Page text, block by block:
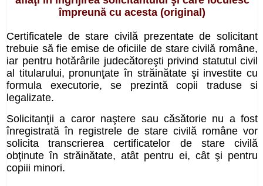
împreună cu acesta (original)
Certificatele de stare civilă prezentate de solicitant
trebuie să fie emise de oficiile de stare civilă române,
iar pentru hotărârile judecătoreşti privind statutul civil
al titularului, pronunţate în străinătate şi investite cu
formula executorie, se prezintă copii traduse si
legalizate.
Solicitanţii a caror naştere sau căsătorie nu a fost
înregistrată în registrele de stare civilă române vor
solicita transcrierea certificatelor de stare civilă
obţinute în străinătate, atât pentru ei, cât şi pentru
copiii minori.